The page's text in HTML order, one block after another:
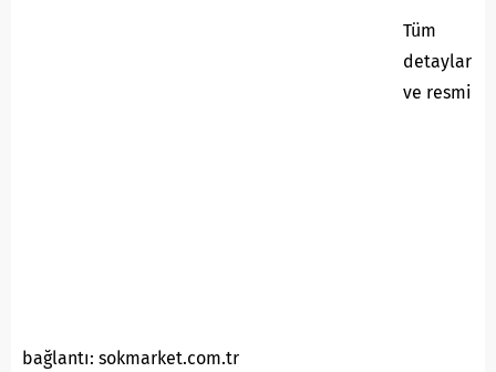
Tüm
detaylar
ve resmi
bağlantı: sokmarket.com.tr